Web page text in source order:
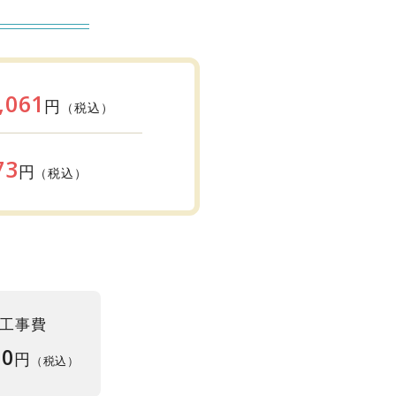
円 （税込）
円 （税込）
事費
円 （税込）